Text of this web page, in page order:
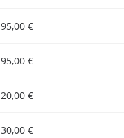
95,00 €
95,00 €
20,00 €
30,00 €